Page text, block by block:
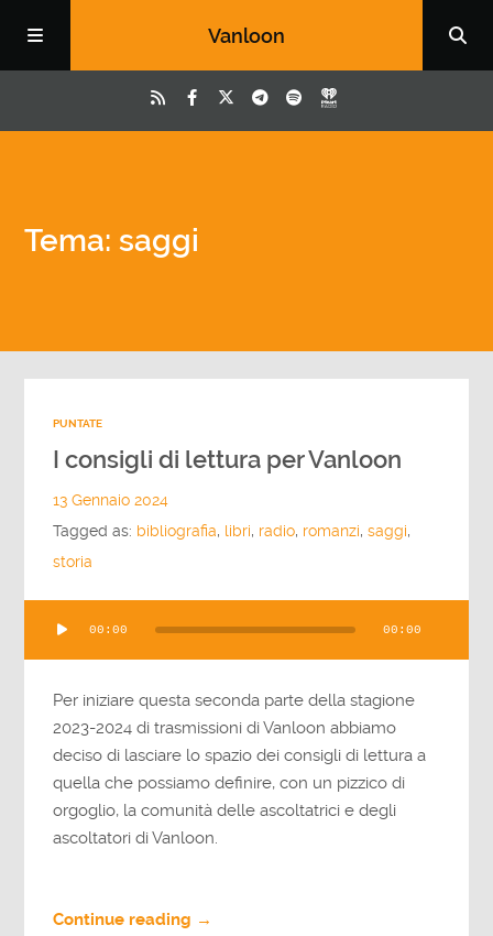
Vanloon
Tema: saggi
PUNTATE
I consigli di lettura per Vanloon
13 Gennaio 2024
Tagged as: bibliografia, libri, radio, romanzi,saggi,
storia
Player
00:00 00:00
Per iniziare questa seconda parte della stagione
2023-2024 di trasmissioni di Vanloon abbiamo
deciso di lasciare lo spazio dei consigli di lettura a
quella che possiamo definire, con un pizzico di
orgoglio, la comunità delle ascoltatrici e degli
ascoltatori di Vanloon.
Continue reading →